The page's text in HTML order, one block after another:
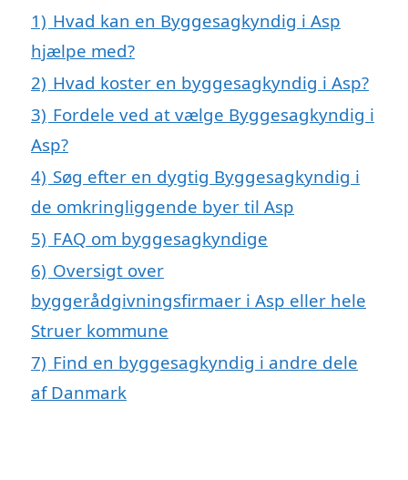
1) Hvad kan en Byggesagkyndig i Asp
hjælpe med?
2) Hvad koster en byggesagkyndig i Asp?
3) Fordele ved at vælge Byggesagkyndig i
Asp?
4) Søg efter en dygtig Byggesagkyndig i
de omkringliggende byer til Asp
5) FAQ om byggesagkyndige
6) Oversigt over
byggerådgivningsfirmaer i Asp eller hele
Struer kommune
7) Find en byggesagkyndig i andre dele
af Danmark